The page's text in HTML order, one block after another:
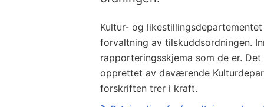
Kultur- og
forvaltning av tilskuddsordningen.
rapporteringsskjema som de er.
opprettet av daværende
forskriften trer i kraft.